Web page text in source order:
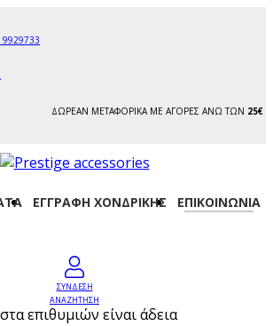
9929733
ΔΩΡΕΑΝ ΜΕΤΑΦΟΡΙΚΑ ΜΕ ΑΓΟΡΕΣ ΑΝΩ ΤΩΝ 25€
ΕΓΓΡΑΦΉ ΧΟΝΔΡΙΚΉΣ ΕΠΙΚΟΙΝΩΝΊΑ
ΣΥΝΔΕΣΗ
ΑΝΑΖΗΤΗΣΗ
επιθυμιών είναι άδεια